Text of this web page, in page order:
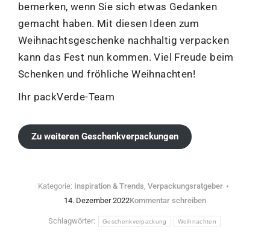
bemerken, wenn Sie sich etwas Gedanken
gemacht haben. Mit diesen Ideen zum
Weihnachtsgeschenke nachhaltig verpacken
kann das Fest nun kommen. Viel Freude beim
Schenken und fröhliche Weihnachten!
Ihr packVerde-Team
Zu weiteren Geschenkverpackungen
Kategorie: Inspiration & Trends, Verpackungsratgeber
14. Dezember 2022Kommentar schreiben
Schlagwörter: Geschenkverpackung Weihnachten